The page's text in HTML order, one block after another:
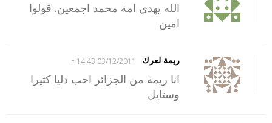
الله يهدي امة محمد اجمعين. قولوا
امين
ريمة لعرك 03/12/2011 14:43
-
انا ريمة من الجزائر احب دليا كثيرا
وستايل